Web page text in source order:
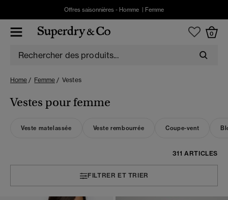
Offres saisonnières - Homme Femme
0
Home Femme Vestes
Vestes pour femme
Veste matelassée Veste rembourrée Coupe-vent
311 ARTICLES
FILTRER ET TRIER